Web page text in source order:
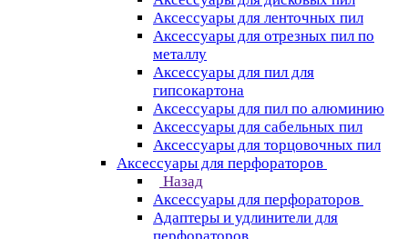
Аксессуары для ленточных пил
Аксессуары для отрезных пил по
металлу
Аксессуары для пил для
гипсокартона
Аксессуары для пил по алюминию
Аксессуары для сабельных пил
Аксессуары для торцовочных пил
Аксессуары для перфораторов
Назад
Аксессуары для перфораторов
Адаптеры и удлинители для